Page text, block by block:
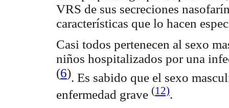
VRS de sus secreciones
características que lo hacen
Casi todos pertenecen al sexo
niños hospitalizados por una
(6). Es sabido que el sexo
enfermedad grave (12).